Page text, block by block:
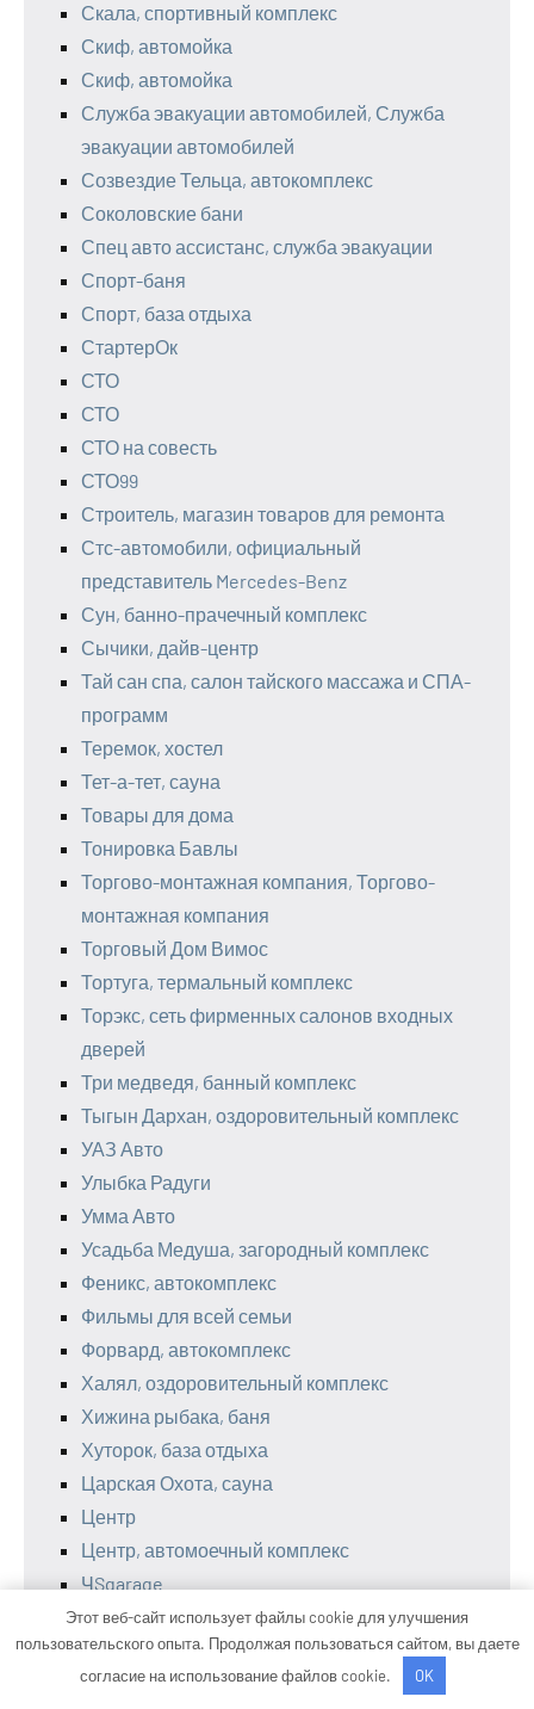
Скала, спортивный комплекс
Скиф, автомойка
Скиф, автомойка
Служба эвакуации автомобилей, Служба
эвакуации автомобилей
Созвездие Тельца, автокомплекс
Соколовские бани
Спец авто ассистанс, служба эвакуации
Спорт-баня
Спорт, база отдыха
СтартерОк
СТО
СТО
СТО на совесть
СТО99
Строитель, магазин товаров для ремонта
Стс-автомобили, официальный
представитель Mercedes-Benz
Сун, банно-прачечный комплекс
Сычики, дайв-центр
Тай сан спа, салон тайского массажа и СПА-
программ
Теремок, хостел
Тет-а-тет, сауна
Товары для дома
Тонировка Бавлы
Торгово-монтажная компания, Торгово-
монтажная компания
Торговый Дом Вимос
Тортуга, термальный комплекс
Торэкс, сеть фирменных салонов входных
дверей
Три медведя, банный комплекс
Тыгын Дархан, оздоровительный комплекс
УАЗ Авто
Улыбка Радуги
Умма Авто
Усадьба Медуша, загородный комплекс
Феникс, автокомплекс
Фильмы для всей семьи
Форвард, автокомплекс
Халял, оздоровительный комплекс
Хижина рыбака, баня
Хуторок, база отдыха
Царская Охота, сауна
Центр
Центр, автомоечный комплекс
ЧSgarage
Черемушки, автокомплекс
Шале Ботаника, семейные бани с душой
Шарабан
Этот веб-сайт использует файлы cookie для улучшения
пользовательского опыта. Продолжая пользоваться сайтом, вы даете
согласие на использование файлов cookie.
OK